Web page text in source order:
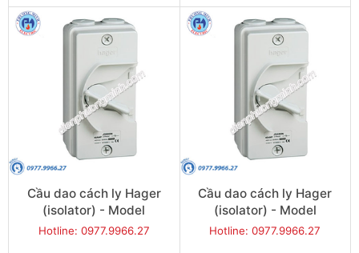
Cầu dao cách ly Hager
(isolator) - Model
JG263U
Hotline: 0977.9966.27
Cầu dao cách ly Hager
(isolator) - Model
JG320U
Hotline: 0977.9966.27